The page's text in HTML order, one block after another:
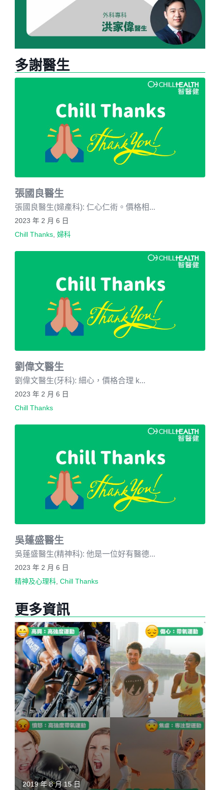
多謝醫生
張國良醫生
張國良醫生(婦產科): 仁心仁術。價格相...
2023 年 2 月 6 日
Chill Thanks 婦科
劉偉文醫生
劉偉文醫生(牙科): 細心，價格合理 k...
2023 年 2 月 6 日
Chill Thanks
吳蓬盛醫生
吳蓬盛醫生(精神科): 他是一位好有醫德...
2023 年 2 月 6 日
精神及心理科 Chill Thanks
更多資訊
2019 年 8 月 15 日